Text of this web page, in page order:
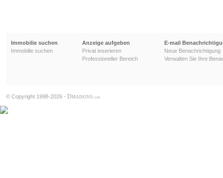
Immobilie suchen
Immobilie suchen
Anzeige aufgeben
Privat inserieren
Professioneller Bereich
E-mail
Neue Benachrichtigung
Verwalten Sie Ihre
© Copyright 1998-2026 - DMAISONS .COM